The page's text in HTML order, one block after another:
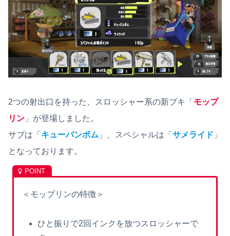
2つの射出口を持った、スロッシャー系の新ブキ「 モップ
リン 」が登場しました。
サブは「 キューバンボム 」、スペシャルは「 サメライド 」
となっております。
＜モップリンの特徴＞
ひと振りで2回インクを放つスロッシャーで